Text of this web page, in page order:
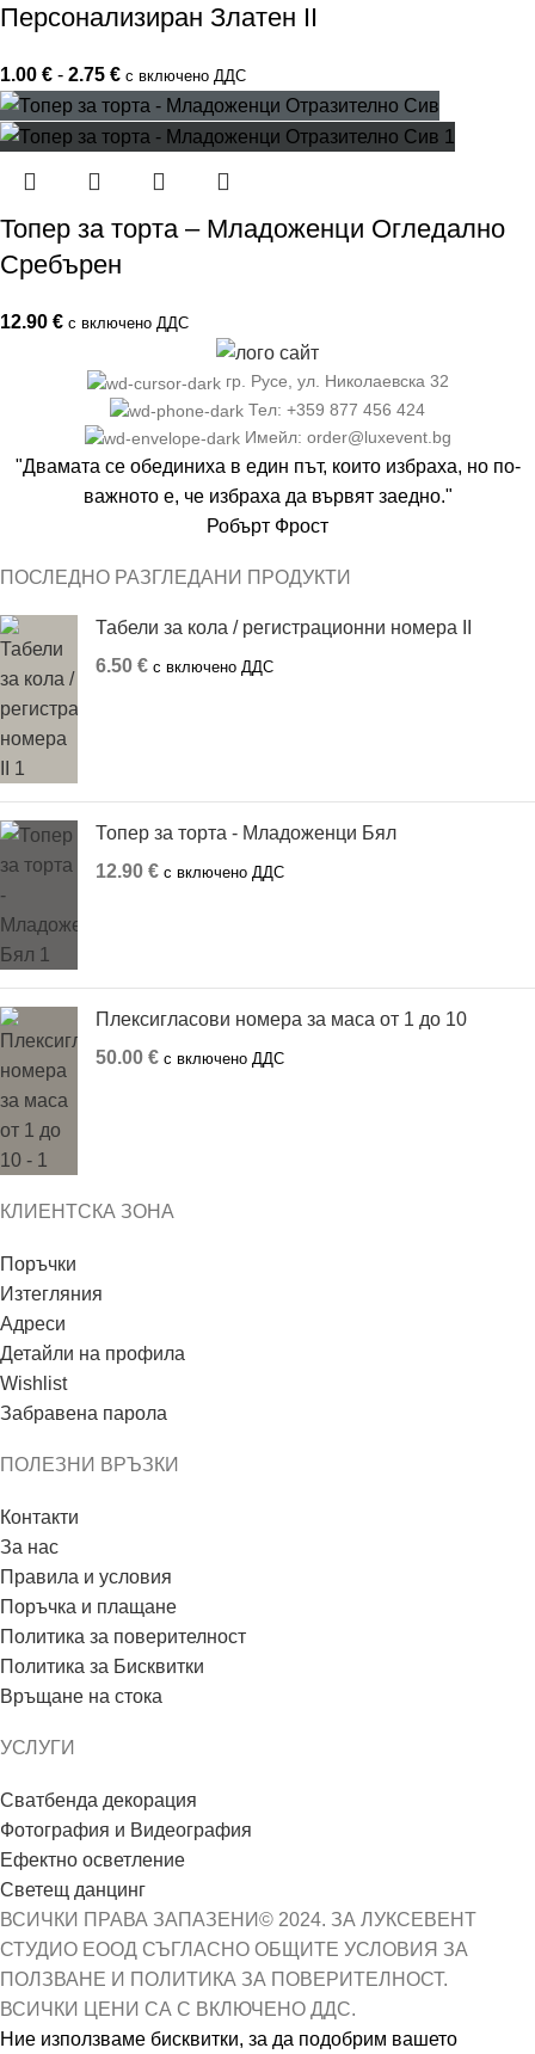
Персонализиран Златен II
1.00 € - 2.75 € с включено ДДС
Топер за торта – Младоженци Огледално
Сребърен
12.90 € с включено ДДС
гр. Русе, ул. Николаевска 32
Тел: +359 877 456 424
Имейл: order@luxevent.bg
"Двамата се обединиха в един път, които избраха, но по-
важното е, че избраха да вървят заедно."
Робърт Фрост
ПОСЛЕДНО РАЗГЛЕДАНИ ПРОДУКТИ
Табели за кола / регистрационни номера II
6.50 € с включено ДДС
Топер за торта - Младоженци Бял
12.90 € с включено ДДС
Плексигласови номера за маса от 1 до 10
50.00 € с включено ДДС
КЛИЕНТСКА ЗОНА
Поръчки
Изтегляния
Адреси
Детайли на профила
Wishlist
Забравена парола
ПОЛЕЗНИ ВРЪЗКИ
Контакти
За нас
Правила и условия
Поръчка и плащане
Политика за поверителност
Политика за Бисквитки
Връщане на стока
УСЛУГИ
Сватбенда декорация
Фотография и Видеография
Ефектно осветление
Светещ данцинг
ВСИЧКИ ПРАВА ЗАПАЗЕНИ© 2024. ЗА ЛУКСЕВЕНТ
СТУДИО ЕООД СЪГЛАСНО ОБЩИТЕ УСЛОВИЯ ЗА
ПОЛЗВАНЕ И ПОЛИТИКА ЗА ПОВЕРИТЕЛНОСТ.
ВСИЧКИ ЦЕНИ СА С ВКЛЮЧЕНО ДДС.
Ние използваме бисквитки, за да подобрим вашето